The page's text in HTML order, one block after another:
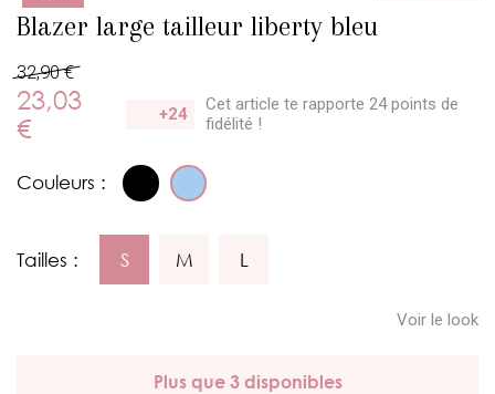
Blazer large tailleur liberty bleu
32,90 €
23,03
€
+24 Cet article te rapporte 24 points de
fidélité !
Couleurs :
Tailles : S M L
Voir le look
Plus que 3 disponibles